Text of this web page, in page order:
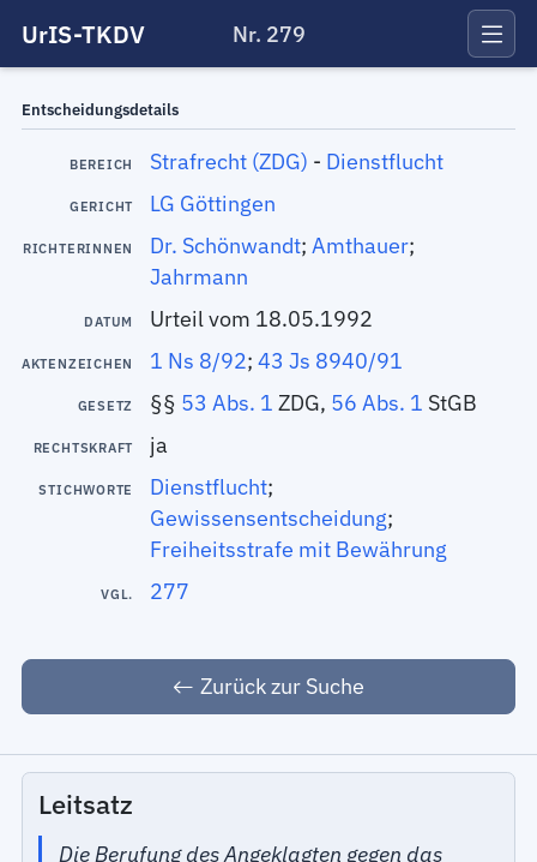
UrIS-TKDV Nr. 279
Entscheidungsdetails
BEREICH Strafrecht (ZDG) - Dienstflucht
GERICHT LG Göttingen
RICHTERINNEN Dr. Schönwandt; Amthauer;
Jahrmann
DATUM Urteil vom 18.05.1992
AKTENZEICHEN 1 Ns 8/92; 43 Js 8940/91
GESETZ §§ 53 Abs. 1 ZDG, 56 Abs. 1 StGB
RECHTSKRAFT ja
STICHWORTE Dienstflucht;
Gewissensentscheidung;
Freiheitsstrafe mit Bewährung
VGL. 277
Zurück zur Suche
Leitsatz
Die Berufung des Angeklagten gegen das